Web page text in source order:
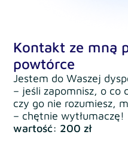
Kontakt ze mną
powtórce
Jestem do Waszej
– jeśli zapomnisz, o co
czy go nie rozumiesz,
– chętnie wytłumaczę!
wartość: 200 zł